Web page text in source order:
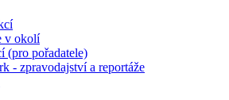
v okolí
(pro pořadatele)
- zpravodajství a reportáže